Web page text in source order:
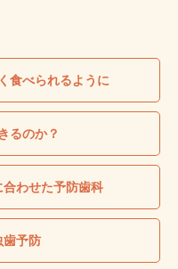
食べられるように
るのか？
わせた予防歯科
歯予防